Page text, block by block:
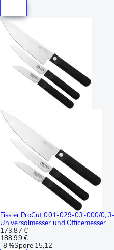
Fissler ProCut 001-029-03-000/0,
Universalmesser und Officemesser
173,87 €
188,99 €
-8 %Spare 15,12